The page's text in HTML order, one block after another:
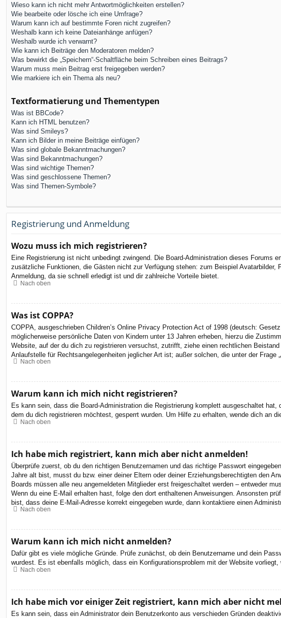
Wieso kann ich nicht mehr Antwortmöglichkeiten erstellen?
Wie bearbeite oder lösche ich eine Umfrage?
Warum kann ich auf bestimmte Foren nicht zugreifen?
Weshalb kann ich keine Dateianhänge anfügen?
Weshalb wurde ich verwarnt?
Wie kann ich Beiträge den Moderatoren melden?
Was bewirkt die „Speichern“-Schaltfläche beim Schreiben eines Beitrags?
Warum muss mein Beitrag erst freigegeben werden?
Wie markiere ich ein Thema als neu?
Textformatierung und Thementypen
Was ist BBCode?
Kann ich HTML benutzen?
Was sind Smileys?
Kann ich Bilder in meine Beiträge einfügen?
Was sind globale Bekanntmachungen?
Was sind Bekanntmachungen?
Was sind wichtige Themen?
Was sind geschlossene Themen?
Was sind Themen-Symbole?
Registrierung und Anmeldung
Wozu muss ich mich registrieren?
Eine Registrierung ist nicht unbedingt zwingend. Die Board-Administration dieses
zusätzliche Funktionen, die Gästen nicht zur Verfügung stehen: zum Beispiel
Anmeldung, da sie schnell erledigt ist und dir zahlreiche Vorteile bietet.
Nach oben
Was ist COPPA?
COPPA, ausgeschrieben Children’s Online Privacy Protection Act of 1998 (deutsch:
möglicherweise persönliche Daten von Kindern unter 13 Jahren erheben, hierzu die
Website, auf der du dich zu registrieren versuchst, zutrifft, ziehe einen rechtlichen
Anlaufstelle für Rechtsangelegenheiten jeglicher Art ist; außer solchen, die unter der
Nach oben
Warum kann ich mich nicht registrieren?
Es kann sein, dass die Board-Administration die Registrierung komplett ausgeschaltet
dem du dich registrieren möchtest, gesperrt wurden. Um Hilfe zu erhalten, wende dich an
Nach oben
Ich habe mich registriert, kann mich aber nicht anmelden!
Überprüfe zuerst, ob du den richtigen Benutzernamen und das richtige Passwort
Jahre alt bist, musst du bzw. einer deiner Eltern oder deiner Erziehungsberechtigten den
Boards müssen alle neu angemeldeten Mitglieder erst freigeschaltet werden – entweder
Wenn du eine E-Mail erhalten hast, folge den dort enthaltenen Anweisungen. Ansonsten
bist, dass deine E-Mail-Adresse korrekt eingegeben wurde, dann kontaktiere einen
Nach oben
Warum kann ich mich nicht anmelden?
Dafür gibt es viele mögliche Gründe. Prüfe zunächst, ob dein Benutzername und dein
wurdest. Es ist ebenfalls möglich, dass ein Konfigurationsproblem mit der Website
Nach oben
Ich habe mich vor einiger Zeit registriert, kann mich aber nicht
Es kann sein, dass ein Administrator dein Benutzerkonto aus verschieden Gründen